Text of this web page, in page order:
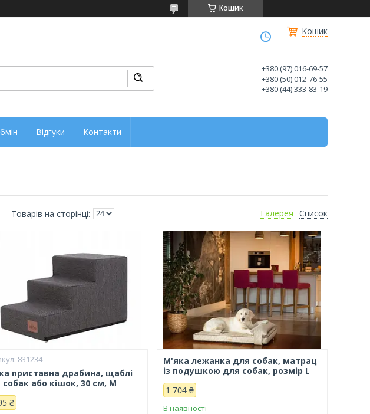
Кошик
Кошик
+380 (97) 016-69-57
+380 (50) 012-76-55
+380 (44) 333-83-19
Відгуки Контакти
Галерея Список
831234
приставна драбина, щаблі
собак або кішок, 30 см, М
₴
М'яка лежанка для собак, матрац
із подушкою для собак, розмір L
1 704 ₴
В наявності